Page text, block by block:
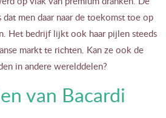
men daar naar de toekomst toe op
Het bedrijf lijkt ook haar pijlen steeds
markt te richten. Kan ze ook de
in andere werelddelen?
van Bacardi